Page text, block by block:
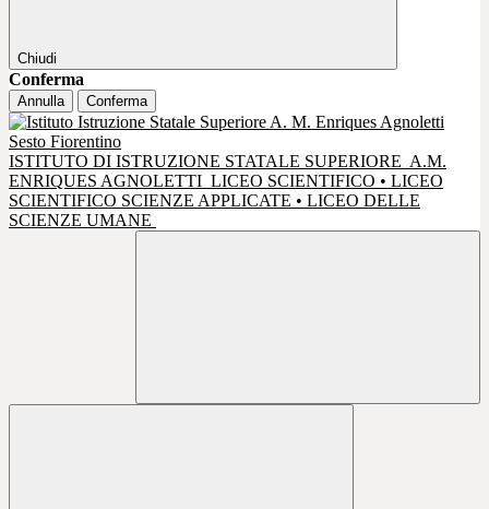
Chiudi
Conferma
Annulla Conferma
ISTITUTO DI ISTRUZIONE STATALE SUPERIORE A.M.
ENRIQUES AGNOLETTI LICEO SCIENTIFICO • LICEO
SCIENTIFICO SCIENZE APPLICATE • LICEO DELLE
SCIENZE UMANE